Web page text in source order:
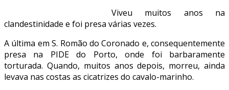
Viveu muitos anos na
clandestinidade e foi presa várias vezes.
A última em S. Romão do Coronado e, consequentemente
presa na PIDE do Porto, onde foi barbaramente
torturada. Quando, muitos anos depois, morreu, ainda
levava nas costas as cicatrizes do cavalo-marinho.